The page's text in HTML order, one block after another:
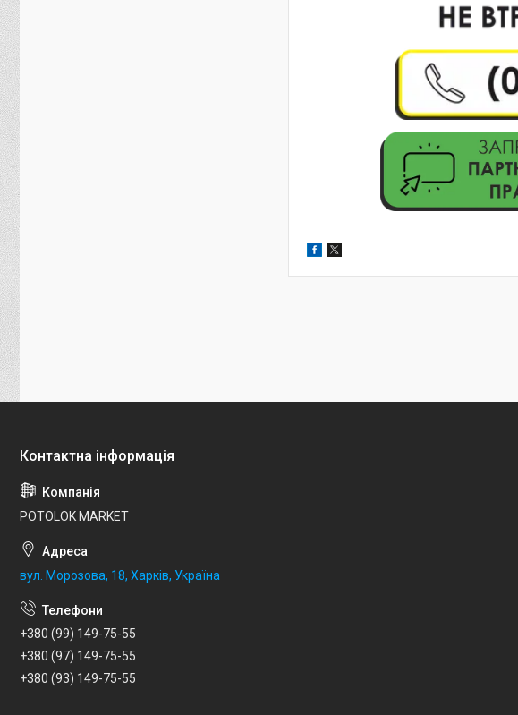
POTOLOK MARKET
вул. Морозова, 18, Харків, Україна
+380 (99) 149-75-55
+380 (97) 149-75-55
+380 (93) 149-75-55